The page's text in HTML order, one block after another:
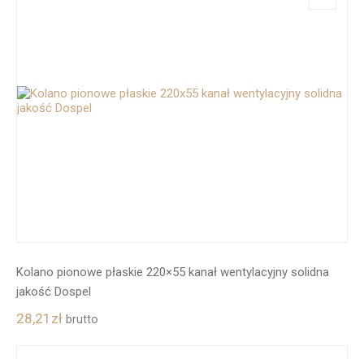
Kolano pionowe płaskie 220×55 kanał wentylacyjny solidna
jakość Dospel
28,21 zł brutto